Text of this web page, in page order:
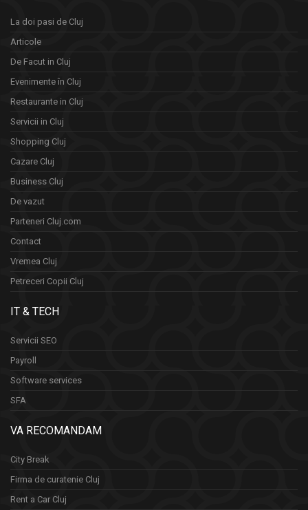
La doi pasi de Cluj
Articole
De Facut in Cluj
Evenimente în Cluj
Restaurante in Cluj
Servicii in Cluj
Shopping Cluj
Cazare Cluj
Business Cluj
De vazut
Parteneri Cluj.com
Contact
Vremea Cluj
Petreceri Copii Cluj
IT & TECH
Servicii SEO
Payroll
Software services
SFA
VA RECOMANDAM
City Break
Firma de curatenie Cluj
Rent a Car Cluj